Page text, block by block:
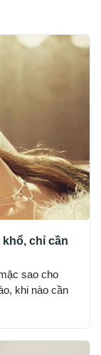
chỉ cần
sao cho
khi nào cần